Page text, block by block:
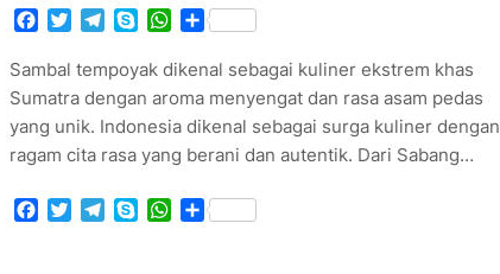
Facebook
TwitterTelegram
SkypeWhatsApp
Share
Sambal tempoyak dikenal sebagai kuliner ekstrem khas
Sumatra dengan aroma menyengat dan rasa asam pedas
yang unik. Indonesia dikenal sebagai surga kuliner dengan
ragam cita rasa yang berani dan autentik. Dari Sabang…
Facebook
TwitterTelegram
SkypeWhatsApp
Share